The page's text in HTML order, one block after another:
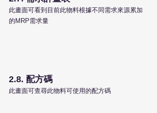
此畫面可看到目前此物料根據不同需求來源累加
的MRP需求量
2.8. 配方碼
此畫面可查尋此物料可使用的配方碼